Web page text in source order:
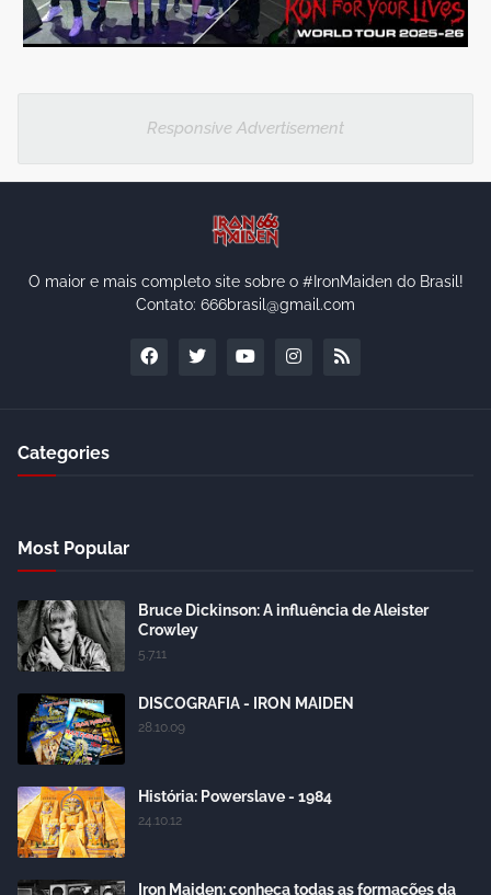
Responsive Advertisement
O maior e mais completo site sobre o #IronMaiden do Brasil!
Contato: 666brasil@gmail.com
Categories
Most Popular
Bruce Dickinson: A influência de Aleister
Crowley
5.7.11
DISCOGRAFIA - IRON MAIDEN
28.10.09
História: Powerslave - 1984
24.10.12
Iron Maiden: conheça todas as formações da